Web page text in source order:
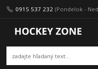
0915 537 232 (Pondelok -